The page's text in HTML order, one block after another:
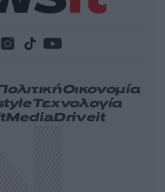
Οικονομία
Τεχνολογία
MediaDriveit